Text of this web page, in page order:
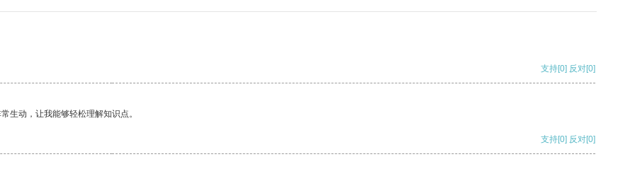
支持[0] 反对[0]
生动，让我能够轻松理解知识点。
支持[0] 反对[0]